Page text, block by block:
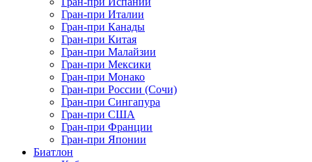
Гран-при Италии
Гран-при Канады
Гран-при Китая
Гран-при Малайзии
Гран-при Мексики
Гран-при Монако
Гран-при России (Сочи)
Гран-при Сингапура
Гран-при США
Гран-при Франции
Гран-при Японии
Биатлон